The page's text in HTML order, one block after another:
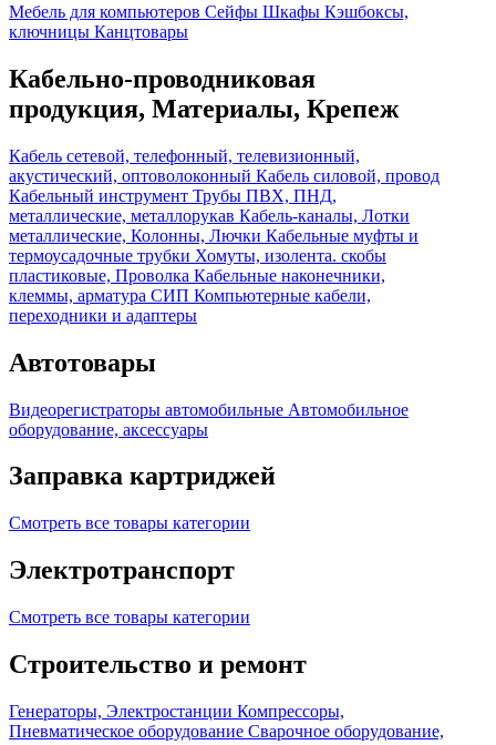
Мебель для компьютеров Сейфы Шкафы Кэшбоксы,
ключницы Канцтовары
Кабельно-проводниковая
продукция, Материалы, Крепеж
Кабель сетевой, телефонный, телевизионный,
акустический, оптоволоконный Кабель силовой, провод
Кабельный инструмент Трубы ПВХ, ПНД,
металлические, металлорукав Кабель-каналы, Лотки
металлические, Колонны, Лючки Кабельные муфты и
термоусадочные трубки Хомуты, изолента. скобы
пластиковые, Проволка Кабельные наконечники,
клеммы, арматура СИП Компьютерные кабели,
переходники и адаптеры
Автотовары
Видеорегистраторы автомобильные Автомобильное
оборудование, аксессуары
Заправка картриджей
Смотреть все товары категории
Электротранспорт
Смотреть все товары категории
Строительство и ремонт
Генераторы, Электростанции Компрессоры,
Пневматическое оборудование Сварочное оборудование,